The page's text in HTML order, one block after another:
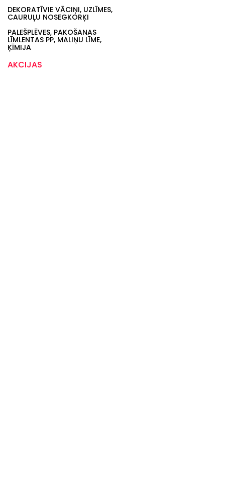
DEKORATĪVIE VĀCIŅI, UZLĪMES,
CAURUĻU NOSEGKORĶI
PALEŠPLĒVES, PAKOŠANAS
LĪMLENTAS PP, MALIŅU LĪME,
ĶĪMIJA
AKCIJAS